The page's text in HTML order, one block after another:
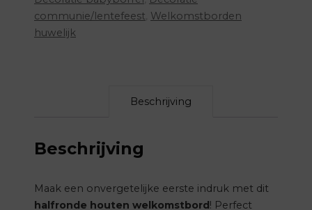
communie/lentefeest Welkomstborden
huwelijk
Beschrijving
Beschrijving
Maak een onvergetelijke eerste indruk met dit
halfronde houten welkomstbord! Perfect